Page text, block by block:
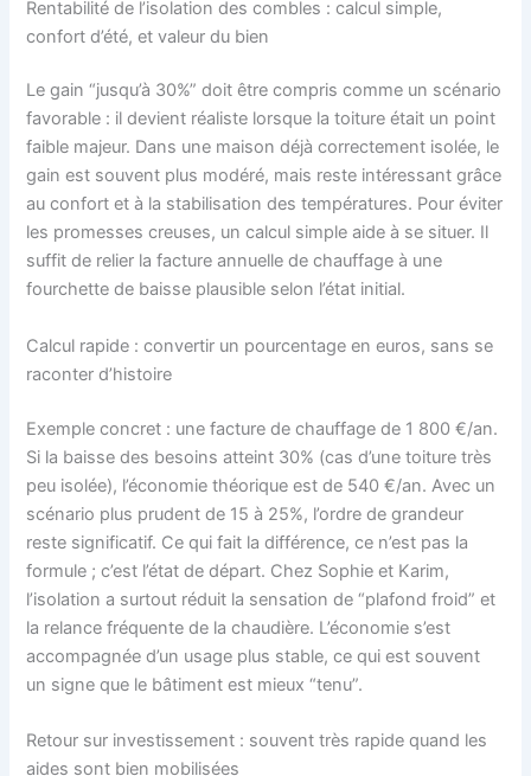
Rentabilité de l’isolation des combles : calcul simple,
confort d’été, et valeur du bien
Le gain “jusqu’à 30%” doit être compris comme un scénario
favorable : il devient réaliste lorsque la toiture était un point
faible majeur. Dans une maison déjà correctement isolée, le
gain est souvent plus modéré, mais reste intéressant grâce
au confort et à la stabilisation des températures. Pour éviter
les promesses creuses, un calcul simple aide à se situer. Il
suffit de relier la facture annuelle de chauffage à une
fourchette de baisse plausible selon l’état initial.
Calcul rapide : convertir un pourcentage en euros, sans se
raconter d’histoire
Exemple concret : une facture de chauffage de 1 800 €/an.
Si la baisse des besoins atteint 30% (cas d’une toiture très
peu isolée), l’économie théorique est de 540 €/an. Avec un
scénario plus prudent de 15 à 25%, l’ordre de grandeur
reste significatif. Ce qui fait la différence, ce n’est pas la
formule ; c’est l’état de départ. Chez Sophie et Karim,
l’isolation a surtout réduit la sensation de “plafond froid” et
la relance fréquente de la chaudière. L’économie s’est
accompagnée d’un usage plus stable, ce qui est souvent
un signe que le bâtiment est mieux “tenu”.
Retour sur investissement : souvent très rapide quand les
aides sont bien mobilisées